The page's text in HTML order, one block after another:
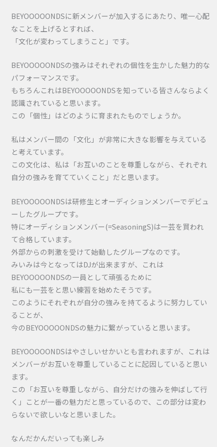
BEYOOOOONDSに新メンバーが加入するにあたり、唯一心配
なことを上げるとすれば、
「文化が変わってしまうこと」です。
BEYOOOOONDSの強みはそれぞれの個性を生かした魅力的な
パフォーマンスです。
もちろんこれはBEYOOOOONDSを知っている皆さんならよく
認識されていると思います。
この「個性」はどのように育まれたものでしょうか。
私はメンバー間の「文化」が非常に大きな影響を与えている
と考えています。
この文化は、私は「お互いのことを尊重しながら、それぞれ
自分の強みを育てていくこと」だと思います。
BEYOOOOONDSは研修生とオーディションメンバーでデビュ
ーしたグループです。
特にオーディションメンバー(=SeasoningS)は一芸を買われ
て合格しています。
外部からの刺激を受けて始動したグループなのです。
みいみは今となってはDJが出来ますが、これは
BEYOOOOONDSの一員として頑張るために
私にも一芸をと思い練習を始めたそうです。
このようにそれぞれが自分の強みを持てるように努力してい
ることが、
今のBEYOOOOONDSの魅力に繋がっていると思います。
BEYOOOOONDSはやさしいせかいとも言われますが、これは
メンバーがお互いを尊重していることに起因していると思い
ます。
この「お互いを尊重しながら、自分だけの強みを伸ばして行
く」ことが一番の魅力だと思っているので、この部分は変わ
らないで欲しいなと思いました。
なんだかんだいっても楽しみ